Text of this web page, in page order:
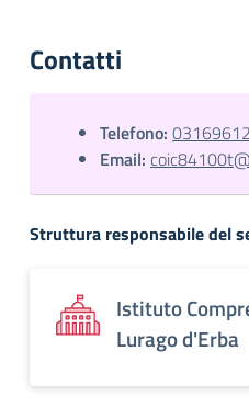
Contatti
Telefono:
Email:
Struttura responsabile del
Istituto
Lurago d'Erba